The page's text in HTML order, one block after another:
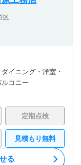
区
ダイニング・ 洋室・
コニー
定期点検
見積もり無料
る